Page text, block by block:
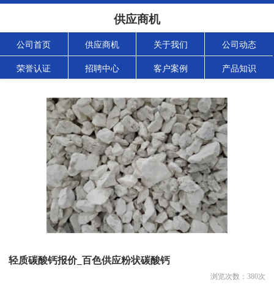
供应商机
公司首页 供应商机 关于我们 公司动态
荣誉认证 招聘中心 客户案例 产品知识
轻质碳酸钙报价_百色供应粉状碳酸钙
浏览次数： 380次